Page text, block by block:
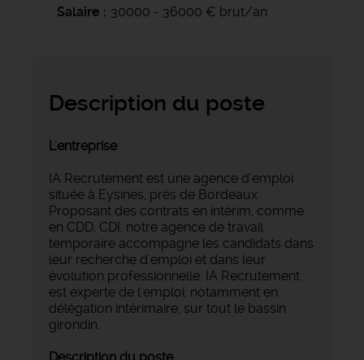
Salaire
30000 - 36000 € brut/an
Description du poste
L'entreprise
IA Recrutement est une agence d'emploi
située à Eysines, près de Bordeaux.
Proposant des contrats en intérim, comme
en CDD, CDI, notre agence de travail
temporaire accompagne les candidats dans
leur recherche d'emploi et dans leur
évolution professionnelle. IA Recrutement
est experte de l'emploi, notamment en
délégation intérimaire, sur tout le bassin
girondin.
Description du poste